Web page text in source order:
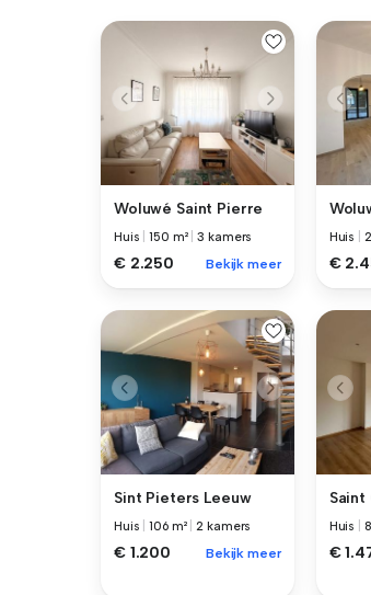
Woluwé Saint Pierre
Huis |150 m² |3 kamers
€ 2.250 Bekijk meer
Huis
€
Sint Pieters Leeuw
Huis |106 m² |2 kamers
€ 1.200 Bekijk meer
Saint
Huis
€